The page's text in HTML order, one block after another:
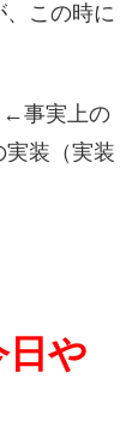
、この時に
←事実上の
実装（実装
日や